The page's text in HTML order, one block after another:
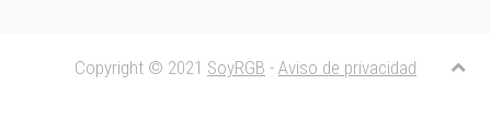
Copyright © 2021 SoyRGB - Aviso de privacidad